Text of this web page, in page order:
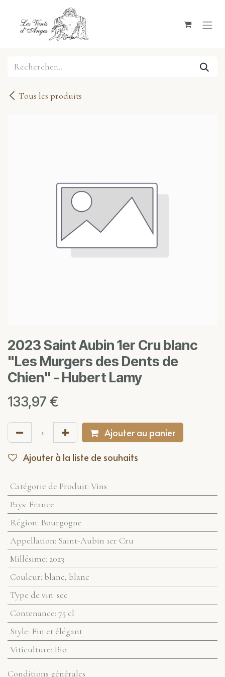
Se rendre au contenu
Tous les produits
2023 Saint Aubin 1er Cru blanc
"Les Murgers des Dents de
Chien" - Hubert Lamy
133,97 €
Ajouter au panier
Ajouter à la liste de souhaits
Catégorie de Produit: Vins
Pays: France
Région: Bourgogne
Appellation: Saint-Aubin 1er Cru
Millésime: 2023
Couleur: blanc, blanc
Type de vin: sec
Contenance: 75 cl
Style: Fin et élégant
Viticulture: Bio
Conditions générales